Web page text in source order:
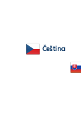
Čeština